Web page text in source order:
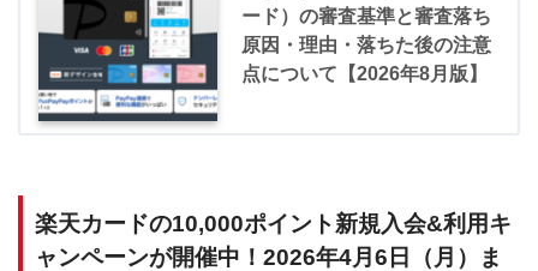
ード）の審査基準と審査落ち
原因・理由・落ちた後の注意
点について【2026年8月版】
楽天カードの10,000ポイント新規入会&利用キ
ャンペーンが開催中！2026年4月6日（月）ま